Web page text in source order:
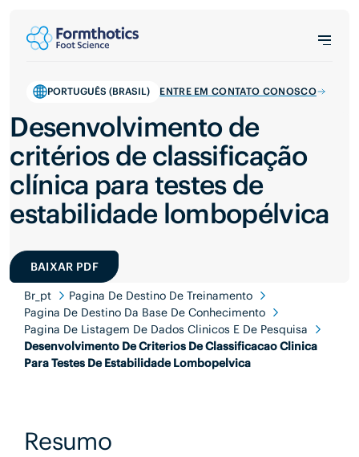
PORTUGUÊS (BRASIL) ENTRE EM CONTATO CONOSCO
Desenvolvimento de
critérios de classificação
clínica para testes de
estabilidade lombopélvica
BAIXAR PDF
Br_pt
Pagina De Destino De Treinamento
Pagina De Destino Da Base De Conhecimento
Pagina De Listagem De Dados Clinicos E De Pesquisa
Desenvolvimento De Criterios De Classificacao Clinica
Para Testes De Estabilidade Lombopelvica
Resumo